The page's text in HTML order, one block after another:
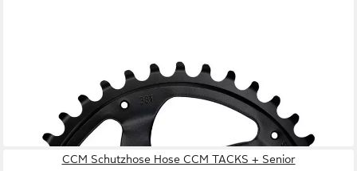
Kettenschaltung KMC E-Bike Kettenblatt 40 Zähne 11/128"
Direct Mount CrMo Schwarz - Bo
in 6-8 Werktagen bei dir
CCM Schutzhose Hose CCM TACKS + Senior